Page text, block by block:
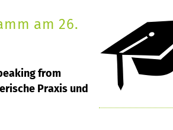
am 26.
from
Praxis und